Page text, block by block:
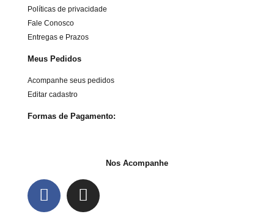
Políticas de privacidade
Fale Conosco
Entregas e Prazos
Meus Pedidos
Acompanhe seus pedidos
Editar cadastro
Formas de Pagamento:
Nos Acompanhe